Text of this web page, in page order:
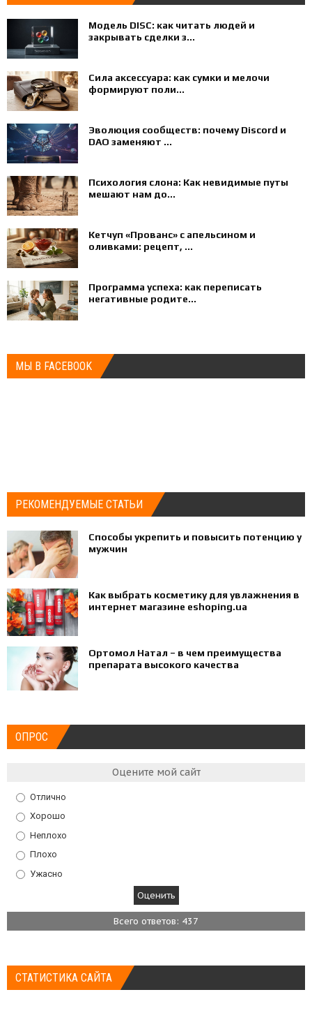
Модель DISC: как читать людей и
закрывать сделки з...
Сила аксессуара: как сумки и мелочи
формируют поли...
Эволюция сообществ: почему Discord и
DAO заменяют ...
Психология слона: Как невидимые путы
мешают нам до...
Кетчуп «Прованс» с апельсином и
оливками: рецепт, ...
Программа успеха: как переписать
негативные родите...
МЫ В FACEBOOK
РЕКОМЕНДУЕМЫЕ СТАТЬИ
Способы укрепить и повысить потенцию у
мужчин
Как выбрать косметику для увлажнения в
интернет магазине eshoping.ua
Ортомол Натал – в чем преимущества
препарата высокого качества
ОПРОС
Оцените мой сайт
Отлично
Хорошо
Неплохо
Плохо
Ужасно
Всего ответов: 437
СТАТИСТИКА САЙТА